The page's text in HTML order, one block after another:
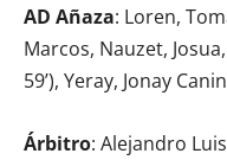
AD Añaza: Loren,
Marcos, Nauzet,
59’), Yeray, Jonay
Árbitro: Alejandro